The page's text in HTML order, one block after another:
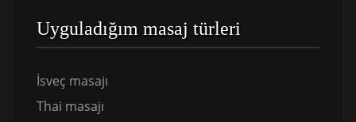
Uyguladığım masaj türleri
İsveç masajı
Thai masajı